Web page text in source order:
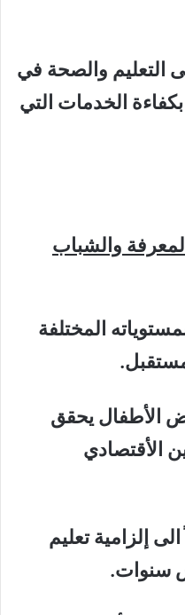
التعليم والصحة في
الخدمات التي
والشباب
المختلفة
الأطفال يحقق
الأقتصادي
إلزامية تعليم
سنوات.